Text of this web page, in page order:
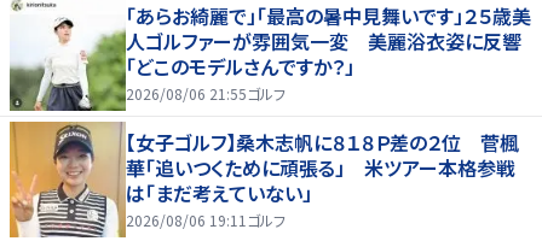
「あらお綺麗で」「最高の暑中見舞いです」２５歳美
人ゴルファーが雰囲気一変 美麗浴衣姿に反響
「どこのモデルさんですか？」
2026/08/06 21:55ゴルフ
【女子ゴルフ】桑木志帆に８１８Ｐ差の２位 菅楓
華「追いつくために頑張る」 米ツアー本格参戦
は「まだ考えていない」
2026/08/06 19:11 ゴルフ